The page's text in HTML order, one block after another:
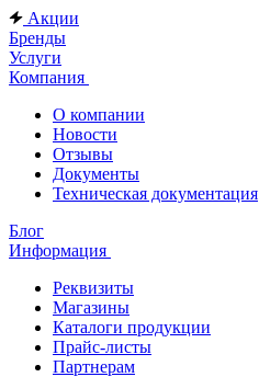
Акции
Бренды
Услуги
Компания
О компании
Новости
Отзывы
Документы
Техническая документация
Блог
Информация
Реквизиты
Магазины
Каталоги продукции
Прайс-листы
Партнерам